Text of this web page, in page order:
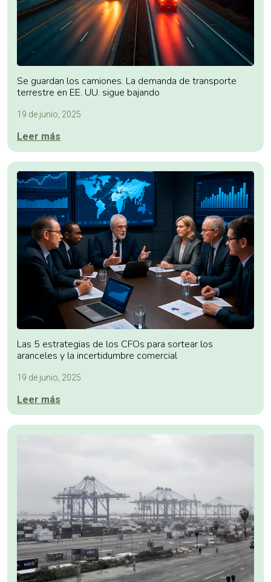
Se guardan los camiones. La demanda de transporte
terrestre en EE. UU. sigue bajando
19 de junio, 2025
Leer más
Las 5 estrategias de los CFOs para sortear los
aranceles y la incertidumbre comercial
19 de junio, 2025
Leer más